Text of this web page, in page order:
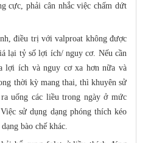
cực, phải cân nhắc việc chấm dứt
điều trị với valproat không được
lại tỷ số lợi ích/ nguy cơ. Nếu cần
lợi ích và nguy cơ xa hơn nữa và
thời kỳ mang thai, thì khuyên sử
uống các liều trong ngày ở mức
sử dụng dạng phóng thích kéo
bào chế khác.